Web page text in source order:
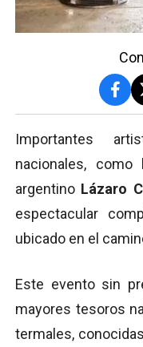
Importantes
nacionales,
argentino Lázaro
espectacular
ubicado en el
Este evento sin
mayores tesoros
termales,